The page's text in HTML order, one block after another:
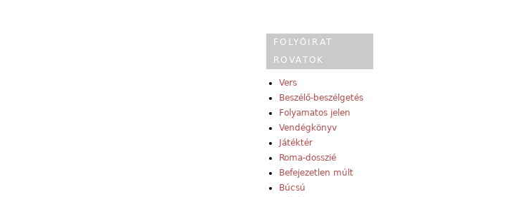
FOLYÓIRAT
ROVATOK
Vers
Beszélő-beszélgetés
Folyamatos jelen
Vendégkönyv
Játéktér
Roma-dosszié
Befejezetlen múlt
Búcsú